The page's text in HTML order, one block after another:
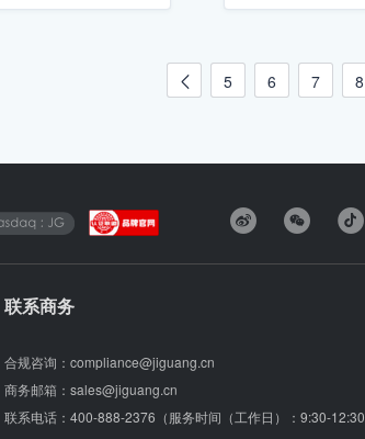
5 6 7 8
联系商务
合规咨询： compliance@jiguang.cn
商务邮箱： sales@jiguang.cn
联系电话： 400-888-2376（服务时间（工作日）：9:30-12:30